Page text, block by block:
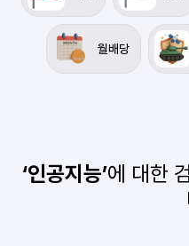
월배당
‘인공지능’에 대한